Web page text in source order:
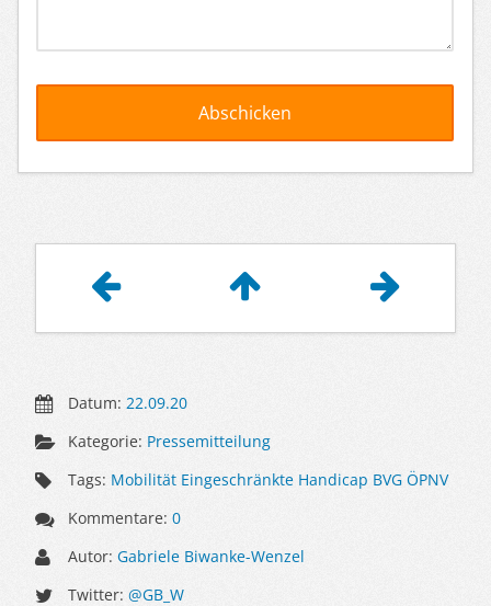
Datum:22.09.20
Kategorie: Pressemitteilung
Tags: Mobilität Eingeschränkte Handicap BVG ÖPNV
Kommentare:0
Autor:Gabriele Biwanke-Wenzel
Twitter:@GB_W